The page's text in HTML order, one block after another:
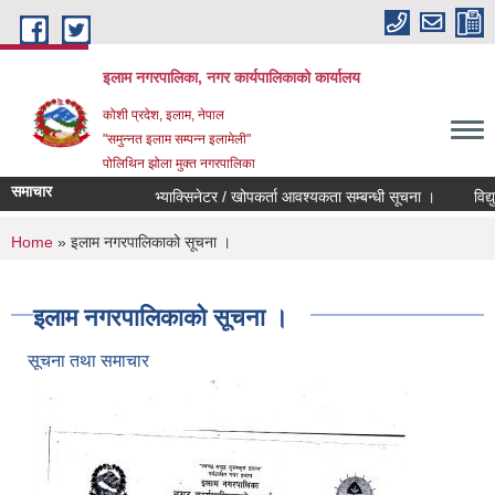
Skip to main content
इलाम नगरपालिका, नगर कार्यपालिकाको कार्यालय
कोशी प्रदेश, इलाम, नेपाल
"समुन्नत इलाम सम्पन्न इलामेली"
पोलिथिन झोला मुक्त नगरपालिका
समाचार भ्याक्सिनेटर / खोपकर्ता आवश्यकता सम्बन्धी सूचना ।
You are here
Home » इलाम नगरपालिकाको सूचना ।
इलाम नगरपालिकाको सूचना ।
सूचना तथा समाचार